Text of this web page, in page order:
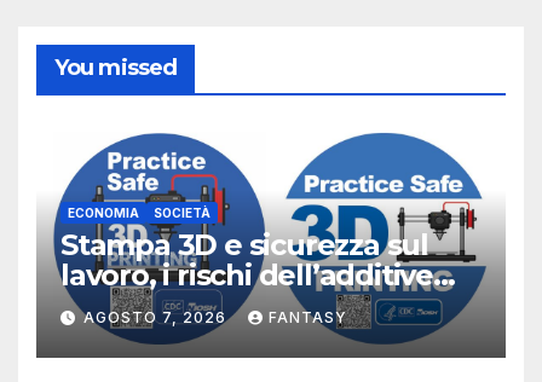
You missed
ECONOMIA SOCIETÀ
Stampa 3D e sicurezza sul
lavoro, i rischi dell’additive
manufacturing secondo
NIOSH
AGOSTO 7, 2026 FANTASY